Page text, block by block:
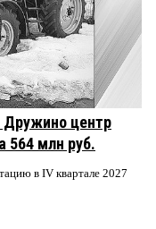
Дружино центр
564 млн руб.
в IV квартале 2027